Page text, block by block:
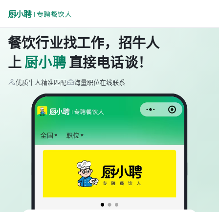
餐饮行业找工作，招牛人
上 厨小聘 直接电话谈！
优质牛人精准匹配 海量职位在线联系